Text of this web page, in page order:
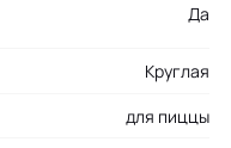
Да
Круглая
для пиццы